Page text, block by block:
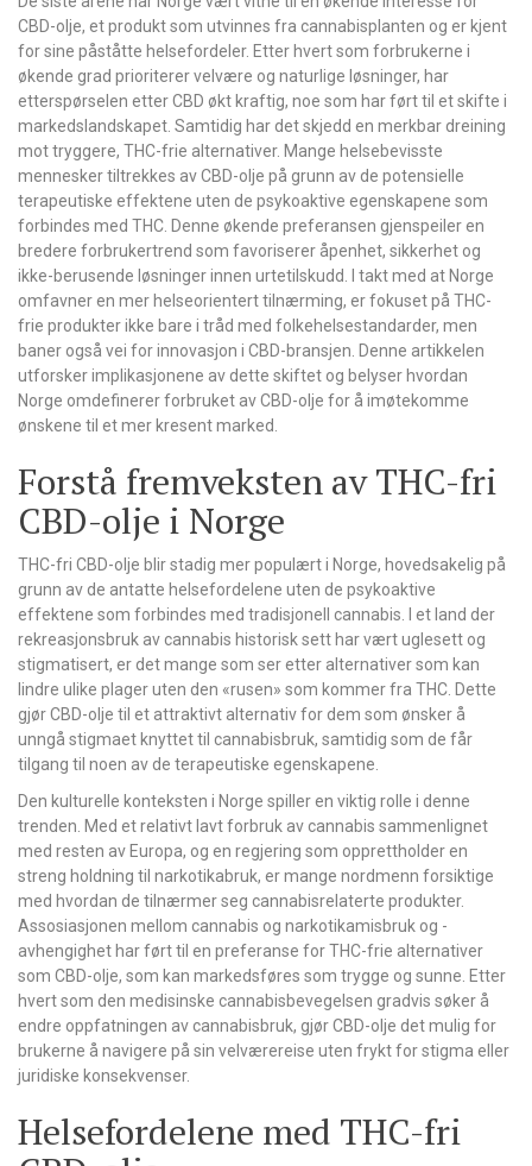
CBD-olje, et produkt som utvinnes fra cannabisplanten og er kjent
for sine påståtte helsefordeler. Etter hvert som forbrukerne i
økende grad prioriterer velvære og naturlige løsninger, har
etterspørselen etter CBD økt kraftig, noe som har ført til et skifte i
markedslandskapet. Samtidig har det skjedd en merkbar dreining
mot tryggere, THC-frie alternativer. Mange helsebevisste
mennesker tiltrekkes av CBD-olje på grunn av de potensielle
terapeutiske effektene uten de psykoaktive egenskapene som
forbindes med THC. Denne økende preferansen gjenspeiler en
bredere forbrukertrend som favoriserer åpenhet, sikkerhet og
ikke-berusende løsninger innen urtetilskudd. I takt med at Norge
omfavner en mer helseorientert tilnærming, er fokuset på THC-
frie produkter ikke bare i tråd med folkehelsestandarder, men
baner også vei for innovasjon i CBD-bransjen. Denne artikkelen
utforsker implikasjonene av dette skiftet og belyser hvordan
Norge omdefinerer forbruket av CBD-olje for å imøtekomme
ønskene til et mer kresent marked.
Forstå fremveksten av THC-fri
CBD-olje i Norge
THC-fri CBD-olje blir stadig mer populært i Norge, hovedsakelig på
grunn av de antatte helsefordelene uten de psykoaktive
effektene som forbindes med tradisjonell cannabis. I et land der
rekreasjonsbruk av cannabis historisk sett har vært uglesett og
stigmatisert, er det mange som ser etter alternativer som kan
lindre ulike plager uten den «rusen» som kommer fra THC. Dette
gjør CBD-olje til et attraktivt alternativ for dem som ønsker å
unngå stigmaet knyttet til cannabisbruk, samtidig som de får
tilgang til noen av de terapeutiske egenskapene.
Den kulturelle konteksten i Norge spiller en viktig rolle i denne
trenden. Med et relativt lavt forbruk av cannabis sammenlignet
med resten av Europa, og en regjering som opprettholder en
streng holdning til narkotikabruk, er mange nordmenn forsiktige
med hvordan de tilnærmer seg cannabisrelaterte produkter.
Assosiasjonen mellom cannabis og narkotikamisbruk og -
avhengighet har ført til en preferanse for THC-frie alternativer
som CBD-olje, som kan markedsføres som trygge og sunne. Etter
hvert som den medisinske cannabisbevegelsen gradvis søker å
endre oppfatningen av cannabisbruk, gjør CBD-olje det mulig for
brukerne å navigere på sin velværereise uten frykt for stigma eller
juridiske konsekvenser.
Helsefordelene med THC-fri